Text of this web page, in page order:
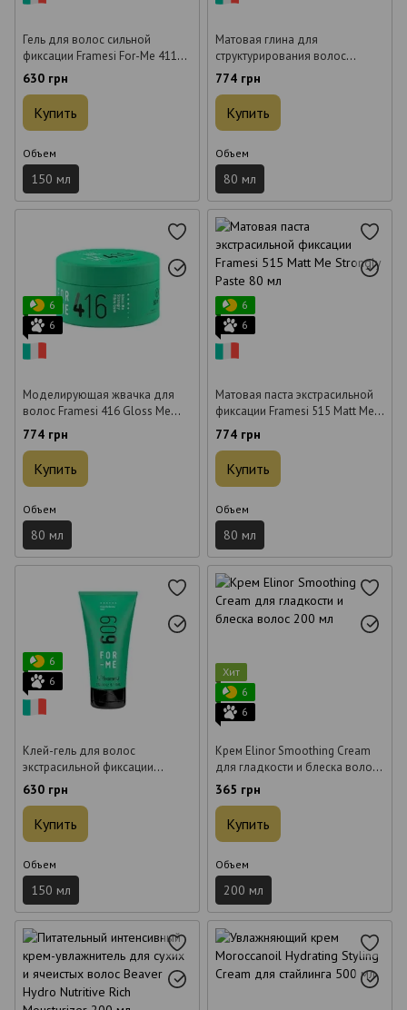
Гель для волос сильной
фиксации Framesi For-Me 411
Define Me Gel 150 мл
630 грн
Купить
Объем
150 мл
Матовая глина для
структурирования волос
Framesi 413 Matt Me Clay 80 мл
774 грн
Купить
Объем
80 мл
6
6
Моделирующая жвачка для
волос Framesi 416 Gloss Me
Strongly Fibre Gum 80 мл
774 грн
Купить
Объем
80 мл
6
6
Матовая паста экстрасильной
фиксации Framesi 515 Matt Me
Strongly Paste 80 мл
774 грн
Купить
Объем
80 мл
6
6
Клей-гель для волос
экстрасильной фиксации
Framesi 609 Keep Me Strong
Glue 150 мл
630 грн
Купить
Объем
150 мл
Хит
6
6
Крем Elinor Smoothing Cream
для гладкости и блеска волос
200 мл
365 грн
Купить
Объем
200 мл